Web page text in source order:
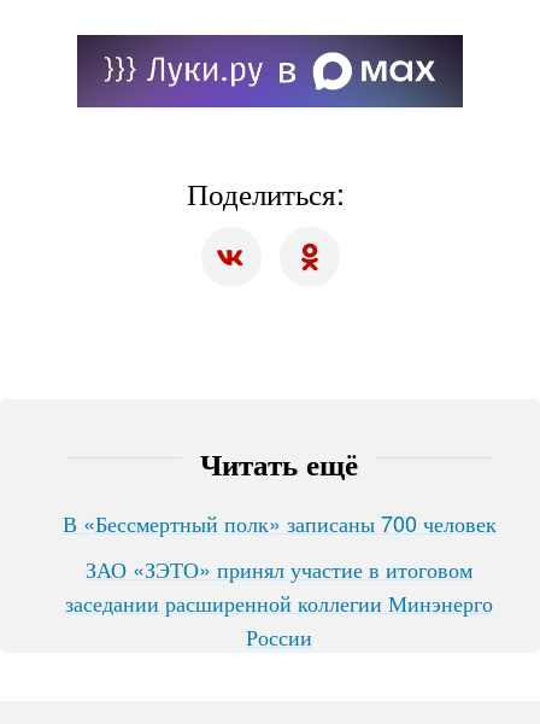
Поделиться:
Читать ещё
В «Бессмертный полк» записаны 700 человек
ЗАО «ЗЭТО» принял участие в итоговом
заседании расширенной коллегии Минэнерго
России